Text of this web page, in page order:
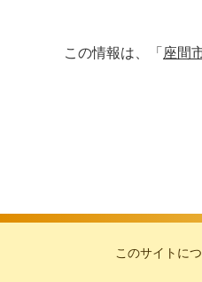
この情報は、「 座間
このサイトに